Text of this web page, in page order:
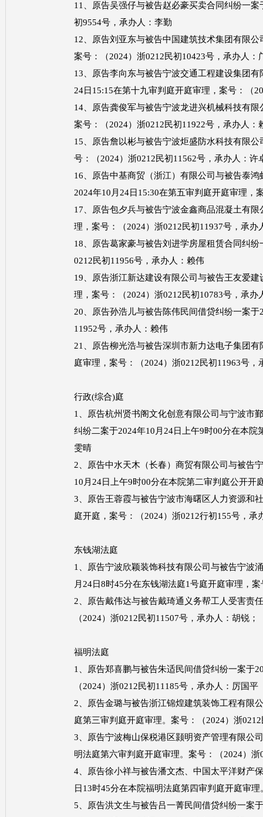
11、原告吴强仔与被告赵必豪买卖合同纠纷一
初9554号，承办人：李勤
12、原告刘亚东与被告中国建筑技术集团有限
案号：（2024）浙0212民初10423号，承办人：
13、原告李向东与被告宁波交通工程建设集团
24日15:15在第十九审判庭开庭审理，案号：（
14、原告龚俊军与被告宁波龙进兴机械科技有
案号：（2024）浙0212民初11922号，承办人：
15、原告詹以彬与被告宁波炬盛防水科技有限
号：（2024）浙0212民初11562号，承办人：许
16、原告中基商贸（浙江）有限公司与被告泰
2024年10月24日15:30在第五审判庭开庭审理，
17、原告包夕兵与被告宁波金鑫商品混凝土有
理，案号：（2024）浙0212民初11937号，承办
18、原告葛家豪与被告刘进学房屋租赁合同纠
0212民初11956号，承办人：赖伟
19、原告浙江新达建设有限公司与被告王友爱
理，案号：（2024）浙0212民初10783号，承办
20、原告孙浩儿与被告陈伟民间借贷纠纷一案
11952号，承办人：赖伟
21、原告柳光浩与被告深圳市新力达电子集团
庭审理，案号：（2024）浙0212民初11963号，
行政(综合)庭
1、原告杭州贤书阁文化创意有限公司与宁波市
纠纷二案于2024年10月24日上午9时00分在本
雯晴
2、原告中水天木（长春）商贸有限公司与被告
10月24日上午9时00分在本院第二审判庭公开开
3、原告王蓉霞与被告宁波市海曙区人力资源和
庭开庭，案号：（2024）浙0212行初155号，承
东钱湖法庭
1、原告宁波欣颖装饰科技有限公司与被告宁波
月24日8时45分在东钱湖法庭1号庭开庭审理，
2、原告戴伟达与被告戴琦通义务帮工人受害责
（2024）浙0212民初11507号，承办人：胡锐；
福明法庭
1、原告郑喜鹏与被告朱适民间借贷纠纷一案于
（2024）浙0212民初11185号，承办人：厉国平
2、原告金璐与被告浙江锦煌建筑装饰工程有限
庭第三审判庭开庭审理。案号：（2024）浙
3、原告宁波梅山保税港区颢明资产管理有限公
明法庭第六审判庭开庭审理。案号：（2024）
4、原告徐小祥与被告潘文杰、中国太平洋财产
日13时45分在本院福明法庭第四审判庭开庭审
5、原告洪文生与被告吕一菁民间借贷纠纷一案